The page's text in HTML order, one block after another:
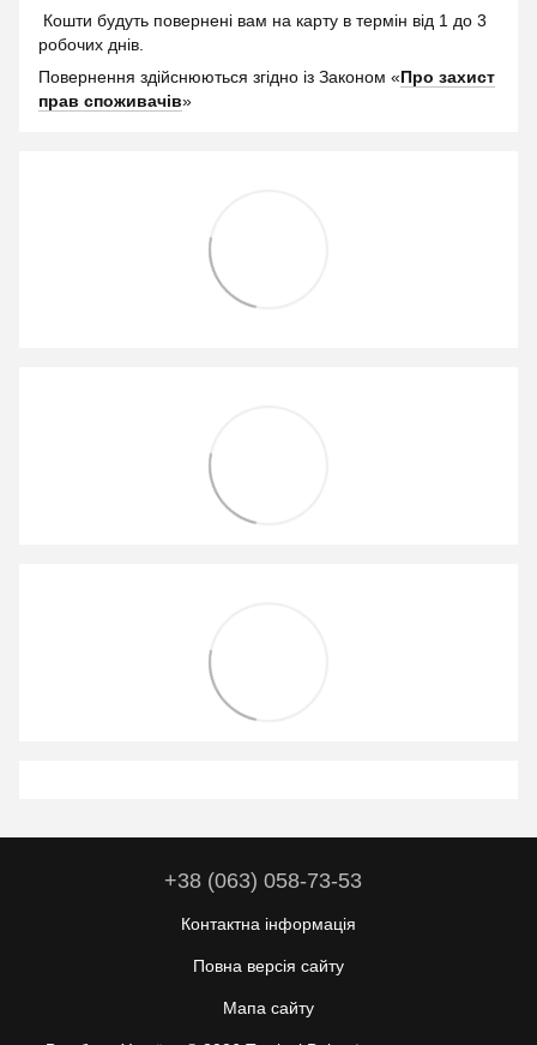
Кошти будуть повернені вам на карту в термін від 1 до 3
робочих днів.
Повернення здійснюються згідно із Законом «Про захист
прав споживачів»
+38 (063) 058-73-53
Контактна інформація
Повна версія сайту
Мапа сайту